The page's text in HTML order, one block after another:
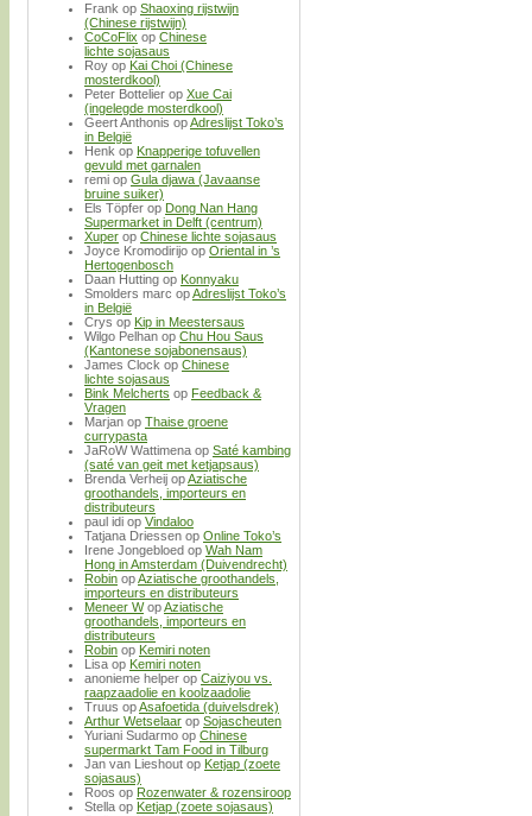
Frank op Shaoxing rijstwijn
(Chinese rijstwijn)
CoCoFlix op Chinese
lichte sojasaus
Roy op Kai Choi (Chinese
mosterdkool)
Peter Bottelier op Xue Cai
(ingelegde mosterdkool)
Geert Anthonis opAdreslijst Toko’s
in België
Henk op Knapperige tofuvellen
gevuld met garnalen
remi op Gula djawa (Javaanse
bruine suiker)
Els Töpfer op Dong Nan Hang
Supermarket in Delft (centrum)
Xuper op Chinese lichte sojasaus
Joyce Kromodirijo op Oriental in ’s
Hertogenbosch
Daan Hutting op Konnyaku
Smolders marc opAdreslijst Toko’s
in België
Crys op Kip in Meestersaus
Wilgo Pelhan op Chu Hou Saus
(Kantonese sojabonensaus)
James Clock op Chinese
lichte sojasaus
Bink Melcherts op Feedback &
Vragen
Marjan op Thaise groene
currypasta
JaRoW Wattimena op Saté kambing
(saté van geit met ketjapsaus)
Brenda Verheij opAziatische
groothandels, importeurs en
distributeurs
paul idi op Vindaloo
Tatjana Driessen op Online Toko’s
Irene Jongebloed op Wah Nam
Hong in Amsterdam (Duivendrecht)
Robin opAziatische groothandels,
importeurs en distributeurs
Meneer WopAziatische
groothandels, importeurs en
distributeurs
Robin op Kemiri noten
Lisa op Kemiri noten
anonieme helper op Caiziyou vs.
raapzaadolie en koolzaadolie
Truus opAsafoetida (duivelsdrek)
Arthur Wetselaar op Sojascheuten
Yuriani Sudarmo op Chinese
supermarkt Tam Food in Tilburg
Jan van Lieshout op Ketjap (zoete
sojasaus)
Roos op Rozenwater & rozensiroop
Stella op Ketjap (zoete sojasaus)